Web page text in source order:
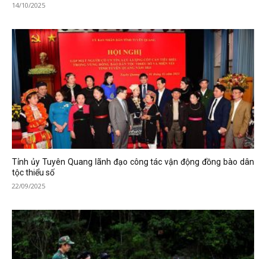
14/10/2025
Tỉnh ủy Tuyên Quang lãnh đạo công tác vận động đồng bào dân
tộc thiểu số
22/09/2025